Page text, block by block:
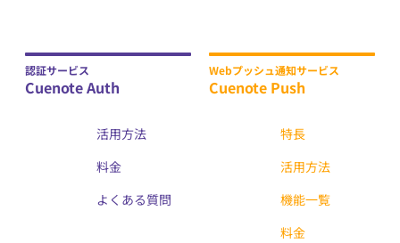
認証サービス
Cuenote Auth
活用方法
料金
よくある質問
Webプッシュ通知サービス
Cuenote Push
特長
活用方法
機能一覧
料金